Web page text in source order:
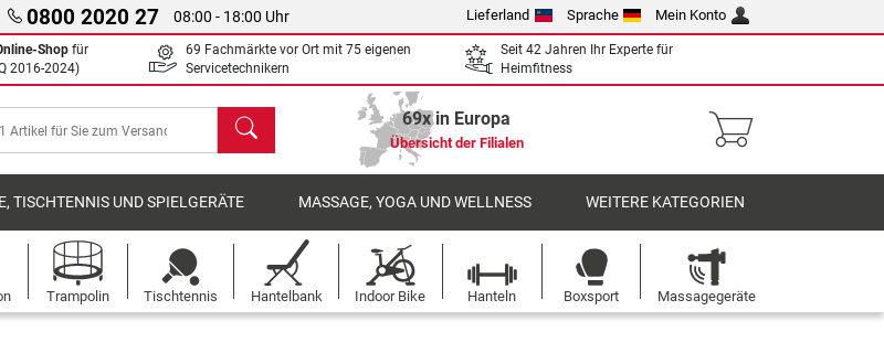
0800 2020 27 08:00 - 18:00 Uhr Lieferland Sprache Mein Konto
Shop für
2016-2024)
69 Fachmärkte vor Ort mit 75 eigenen
Servicetechnikern
Seit 42 Jahren Ihr Experte für
Heimfitness
Suchen 69x in Europa
Übersicht der Filialen
TISCHTENNIS UND SPIELGERÄTE MASSAGE, YOGA UND WELLNESS WEITERE KATEGORIEN
Trampolin Tischtennis Hantelbank Indoor Bike Hanteln Boxsport Massagegeräte